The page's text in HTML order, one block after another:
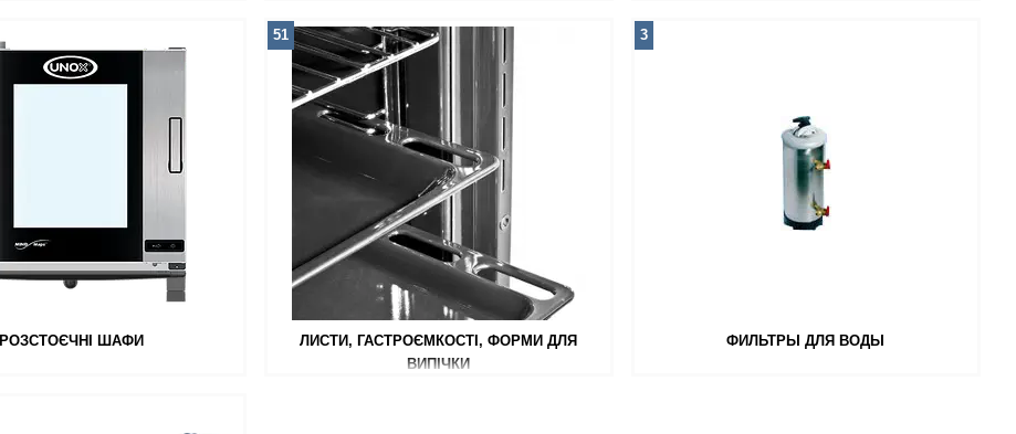
РОЗСТОЄЧНІ ШАФИ
ЛИСТИ, ГАСТРОЄМКОСТІ, ФОРМИ ДЛЯ
ВИПІЧКИ
51
ФИЛЬТРЫ ДЛЯ ВОДЫ
3